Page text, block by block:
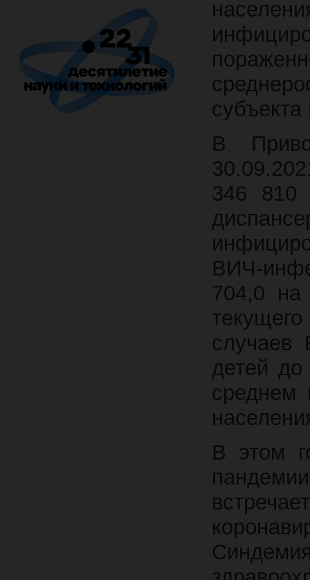
В
346 810
ВИЧ-
704,0
детей до
среднем
В этом